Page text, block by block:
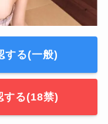
する(一般)
る(18禁)